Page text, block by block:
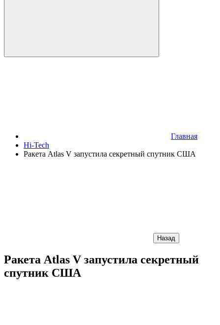
Главная
Hi-Tech
Ракета Atlas V запустила секретный спутник США
Назад
Ракета Atlas V запустила секретный
спутник США